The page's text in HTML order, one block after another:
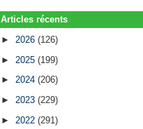
Articles récents
► 2026(126)
► 2025(199)
►2024(206)
►2023(229)
► 2022(291)